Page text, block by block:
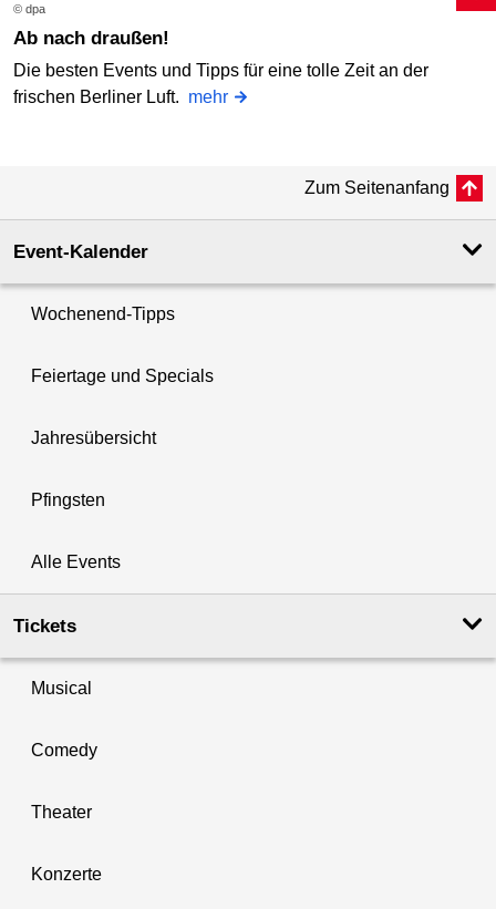
© dpa
Ab nach draußen!
Die besten Events und Tipps für eine tolle Zeit an der
frischen Berliner Luft. mehr
Zum Seitenanfang
Event-Kalender
Wochenend-Tipps
Feiertage und Specials
Jahresübersicht
Pfingsten
Alle Events
Tickets
Musical
Comedy
Theater
Konzerte